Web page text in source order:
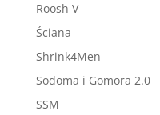
Roosh V
Ściana
Shrink4Men
Sodoma i Gomora 2.0
SSM